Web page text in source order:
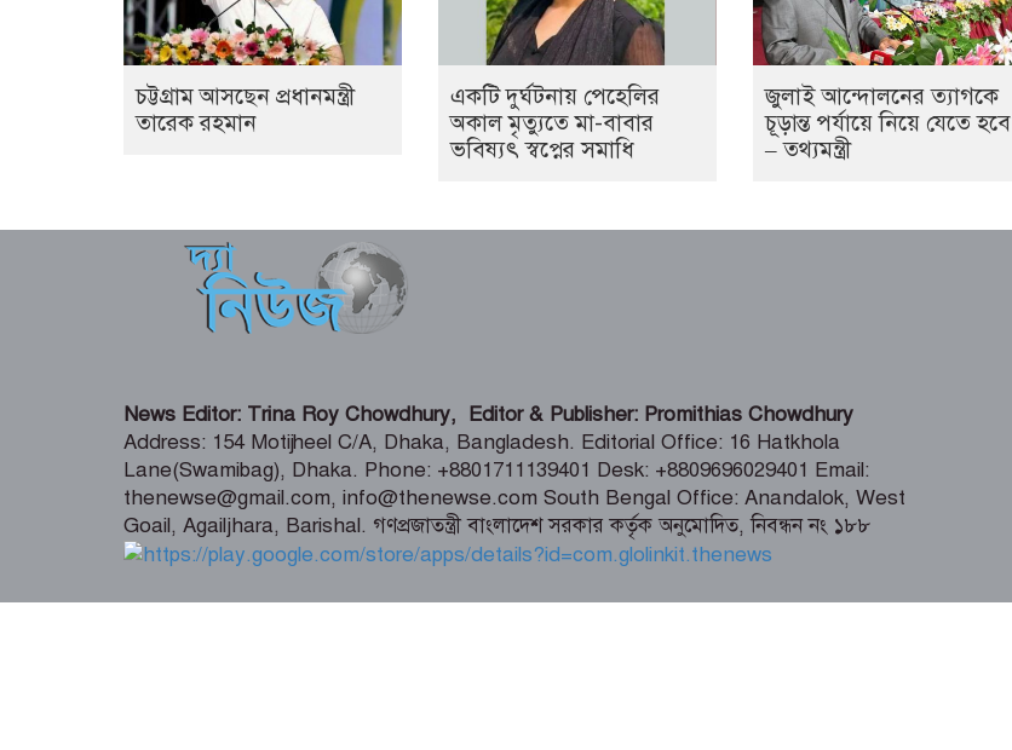
চট্টগ্রাম আসছেন প্রধানমন্ত্রী
তারেক রহমান
একটি দুর্ঘটনায় পেহেলির
অকাল মৃত্যুতে মা-বাবার
ভবিষ্যৎ স্বপ্নের সমাধি
জুলাই আন্দোলনের ত্যাগকে
চূড়ান্ত পর্যায়ে নিয়ে যেতে হবে
– তথ্যমন্ত্রী
News Editor: Trina Roy Chowdhury, Editor & Publisher: Promithias Chowdhury
Address: 154 Motijheel C/A, Dhaka, Bangladesh. Editorial Office: 16 Hatkhola
Lane(Swamibag), Dhaka. Phone: +8801711139401 Desk: +8809696029401 Email:
thenewse@gmail.com, info@thenewse.com South Bengal Office: Anandalok, West
Goail, Agailjhara, Barishal. গণপ্রজাতন্ত্রী বাংলাদেশ সরকার কর্তৃক অনুমোদিত, নিবন্ধন নং ১৮৮